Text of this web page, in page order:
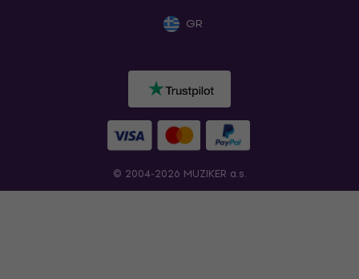
GR
© 2004-2026 MUZIKER a.s.